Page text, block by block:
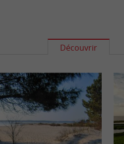
Découvrir